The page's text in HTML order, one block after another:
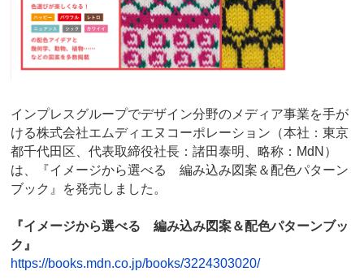
インプレスグループでデザイン分野のメディア事業を手が
ける株式会社エムディエヌコーポレーション（本社：東京
都千代田区、代表取締役社長：諸田泰明、略称：MdN）
は、『イメージから選べる 編み込み図案＆配色パターン
ブック』を発売しました。
『イメージから選べる 編み込み図案＆配色パターンブッ
ク』
https://books.mdn.co.jp/books/3224303020/